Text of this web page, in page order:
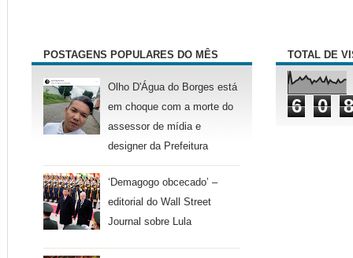
POSTAGENS POPULARES DO MÊS
Olho D'Água do Borges está
em choque com a morte do
assessor de mídia e
designer da Prefeitura
‘Demagogo obcecado’ –
editorial do Wall Street
Journal sobre Lula
TOTAL DE
6 0 8